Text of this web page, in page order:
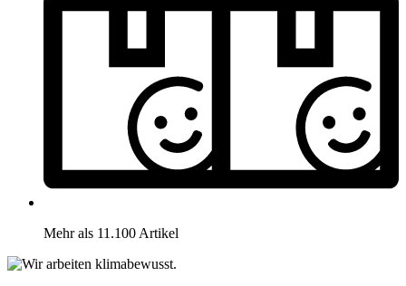
Mehr als 11.100 Artikel